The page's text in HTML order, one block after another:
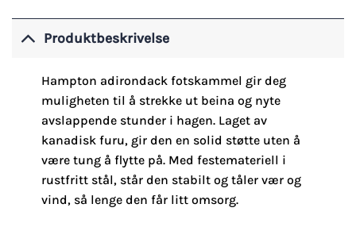
Produktbeskrivelse
Hampton adirondack fotskammel gir deg
muligheten til å strekke ut beina og nyte
avslappende stunder i hagen. Laget av
kanadisk furu, gir den en solid støtte uten å
være tung å flytte på. Med festemateriell i
rustfritt stål, står den stabilt og tåler vær og
vind, så lenge den får litt omsorg.